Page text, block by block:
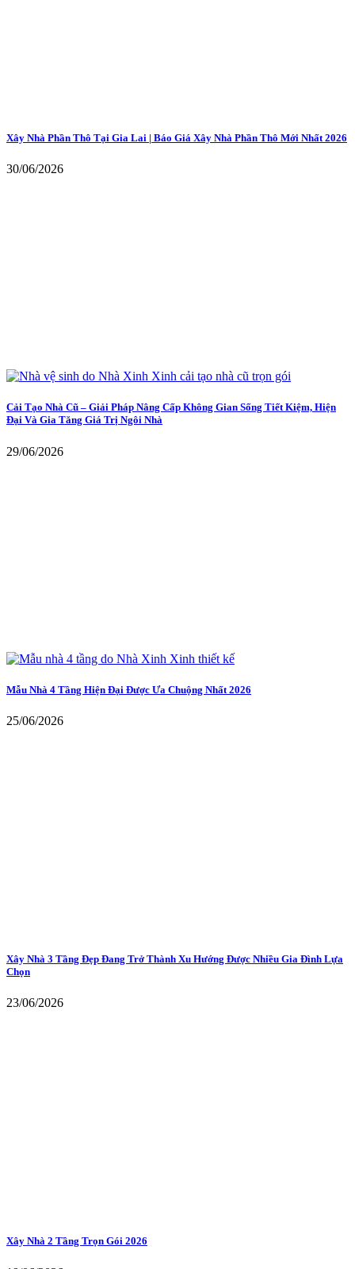
Xây Nhà Phần Thô Tại Gia Lai | Báo Giá Xây Nhà Phần Thô Mới Nhất 2026
30/06/2026
Cải Tạo Nhà Cũ – Giải Pháp Nâng Cấp Không Gian Sống Tiết Kiệm, Hiện
Đại Và Gia Tăng Giá Trị Ngôi Nhà
29/06/2026
Mẫu Nhà 4 Tầng Hiện Đại Được Ưa Chuộng Nhất 2026
25/06/2026
Xây Nhà 3 Tầng Đẹp Đang Trở Thành Xu Hướng Được Nhiều Gia Đình Lựa
Chọn
23/06/2026
Xây Nhà 2 Tầng Trọn Gói 2026